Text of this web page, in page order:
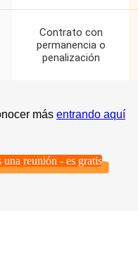
Contrato con
permanencia o
penalización
más entrando aquí
una reunión - es gratis